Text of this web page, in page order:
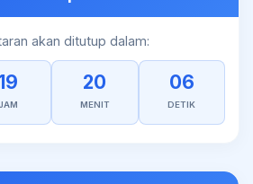
akan ditutup dalam:
JAM
20
MENIT
06
DETIK